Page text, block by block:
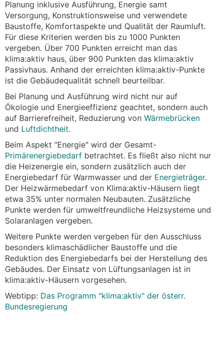
Planung inklusive Ausführung, Energie samt
Versorgung, Konstruktionsweise und verwendete
Baustoffe, Komfortaspekte und Qualität der Raumluft.
Für diese Kriterien werden bis zu 1000 Punkten
vergeben. Über 700 Punkten erreicht man das
klima:aktiv haus, über 900 Punkten das klima:aktiv
Passivhaus. Anhand der erreichten klima:aktiv-Punkte
ist die Gebäudequalität schnell beurteilbar.
Bei Planung und Ausführung wird nicht nur auf
Ökologie und Energieeffizienz geachtet, sondern auch
auf Barrierefreiheit, Reduzierung von Wärmebrücken
und Luftdichtheit.
Beim Aspekt "Energie" wird der Gesamt-
Primärenergiebedarf betrachtet. Es fließt also nicht nur
die Heizenergie ein, sondern zusätzlich auch der
Energiebedarf für Warmwasser und der Energieträger.
Der Heizwärmebedarf von Klima:aktiv-Häusern liegt
etwa 35% unter normalen Neubauten. Zusätzliche
Punkte werden für umweltfreundliche Heizsysteme und
Solaranlagen vergeben.
Weitere Punkte werden vergeben für den Ausschluss
besonders klimaschädlicher Baustoffe und die
Reduktion des Energiebedarfs bei der Herstellung des
Gebäudes. Der Einsatz von Lüftungsanlagen ist in
klima:aktiv-Häusern vorgesehen.
Webtipp: Das Programm "klima:aktiv" der österr.
Bundesregierung